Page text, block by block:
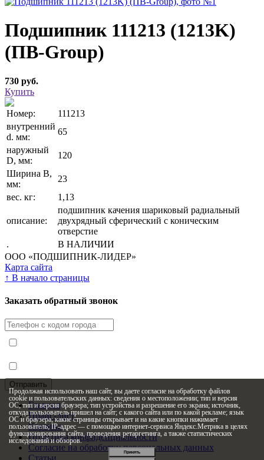
Подшипник 111213 (1213K)
(ПВ-Group)
730 руб.
Купить
Номер:
111213
внутренний
d. мм:
65
наружный
D, мм:
120
Ширина В,
мм:
23
вес. кг:
1,13
описание:
подшипник качения шариковый радиальный
двухрядный сферический с коническим
отверстие
.
В НАЛИЧИИ
ООО «ПОДШИПНИК-ЛИДЕР»
Карта сайта
↑ В начало страницы
Заказать обратный звонок
Главная
Прайс-лист
Корзина
Политика конфиденциальности
Согласие на обработку персональных данных
Продолжая использовать наш сайт, вы даете согласие на обработку файлов
cookie и пользовательских данных: сведения о местоположении; тип и версия
ОС; тип и версия браузера; тип устройства и разрешение его экрана; источник,
откуда пользователь пришел на сайт; с какого сайта или по какой рекламе; язык
ОС и браузера; какие страницы открывает и на какие кнопки нажимает
пользователь; IP-адрес — с помощью интернет-сервиса Яндекс.Метрика в целях
функционирования сайта, проведения ретаргетинга, а также статистических
исследований и обзоров.
Принять